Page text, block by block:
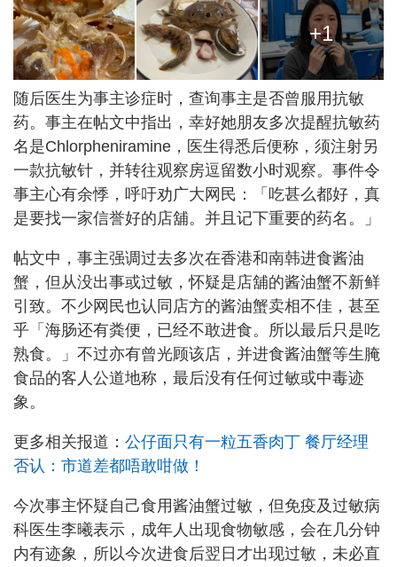
+1
随后医生为事主诊症时，查询事主是否曾服用抗敏
药。事主在帖文中指出，幸好她朋友多次提醒抗敏药
名是Chlorpheniramine，医生得悉后便称，须注射另
一款抗敏针，并转往观察房逗留数小时观察。事件令
事主心有余悸，呼吁劝广大网民：「吃甚么都好，真
是要找一家信誉好的店舖。并且记下重要的药名。」
帖文中，事主强调过去多次在香港和南韩进食酱油
蟹，但从没出事或过敏，怀疑是店舖的酱油蟹不新鲜
引致。不少网民也认同店方的酱油蟹卖相不佳，甚至
乎「海肠还有粪便，已经不敢进食。所以最后只是吃
熟食。」不过亦有曾光顾该店，并进食酱油蟹等生腌
食品的客人公道地称，最后没有任何过敏或中毒迹
象。
更多相关报道： 公仔面只有一粒五香肉丁 餐厅经理
否认：市道差都唔敢咁做！
今次事主怀疑自己食用酱油蟹过敏，但免疫及过敏病
科医生李曦表示，成年人出现食物敏感，会在几分钟
内有迹象，所以今次进食后翌日才出现过敏，未必直